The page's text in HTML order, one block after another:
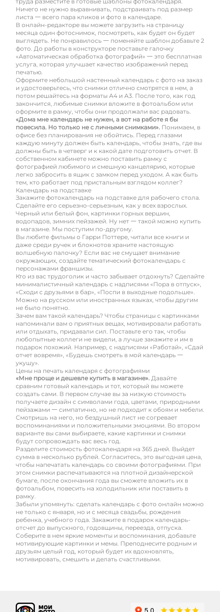
Ничего не нужно выравнивать, подстраивать под размер
листа 一 всего пара кликов и фото в календаре.
В онлайн-редакторе вы можете загрузить на страницу
месяца один фотоснимок, посмотреть, как будет он будет
выглядеть. Не понравилось 一 поменяйте шаблон добавьте 2
фото. До работы в конструкторе поставьте галочку
«Автоматическая обработка фотографий» 一 это бесплатная
услуга, которая улучшает качество изображений перед
печатью.
Оформите небольшой настенный календарь с фото на заказ
и удостоверьтесь, что снимки отлично смотрятся в нем, а
потом решайтесь на форматы А4 и А3. После того, как год
закончится, любимые снимки вложите в фотоальбом или
оформите в рамку, чтобы они продолжали вас радовать.
«Дома мне календарь не нужен, а вот на работе я бы
повесила. Но только не с личными снимками». Понимаем, в
офисе без планирования не обойтись. Перед глазами
каждую минуту должен быть календарь, чтобы знать, где вы
должны быть в четверг и к какой дате подготовить отчет. В
собственном кабинете можно поставить рамку с
фотографией любимого и смешную канцелярию, которые
легко забросить в ящик с замком перед уходом. А как быть
тем, кто работает под пристальным взглядом коллег?
Календарь на подставке
Закажите фотокалендарь на подставке для рабочего стола.
Сделайте его серьезно-серьезным, как у всех взрослых.
Черный или белый фон, картинки горных вершин,
водопадов, зимних пейзажей. Ну нет 一 такой можно купить
в магазине. Мы поступим по-другому.
Вы любите фильмы о Гарри Поттере, читали все книги и
даже среди ручек и блокнотов храните настоящую
волшебную палочку? Если вас не смущает внимание
окружающих, создайте тематический фотокалендарь с
персонажами франшизы.
Кто из вас трудоголик и часто забывает отдохнуть? Сделайте
минималистичный календарь с надписями «Пора в отпуск»,
«Сходи с друзьями в бар», «Поспи в выходные подольше».
Можно на русском или иностранных языках, чтобы другим
не было понятно.
Зачем вам такой календарь? Чтобы страницы с картинками
напоминали вам о приятных вещах, мотивировали работать
или отдыхать, придавали сил. Поставьте его так, чтобы
любопытные коллеги не видели, а лучше закажите и им в
подарок похожий. Например, с надписями «Работай», «Сдай
отчет вовремя», «Будешь смотреть в мой календарь 一
укушу».
Цены на печать календаря с фотографиями
«Мне проще и дешевле купить в магазине». Давайте
сравним готовый календарь и тот, который вы можете
создать сами. В первом случае вы за низкую стоимость
получаете дизайн с символами года, цветами, природными
пейзажами 一 симпатично, но не подходит к обоям и мебели.
Смотришь на него, но бездушный лист не согревает
воспоминаниями и положительными эмоциями. Во втором
варианте вы сами выбираете, какие картинки и снимки
будут сопровождать вас весь год.
Разделите стоимость фотокалендаря на 365 дней. Выйдет
сумма в несколько рублей. Согласитесь, это выгодная цена,
чтобы напечатать календарь со своими фотографиями. При
этом снимки распечатываются на плотной дизайнерской
бумаге, после окончания года вы сможете вложить их в
фотоальбом, повесить на холодильник или поставить в
рамку.
Забыли упомянуть: сделать календарь с фото онлайн можно
не только с января, но и с месяца свадьбы, рождения
ребенка, учебного года. Закажите в подарок календарь-
отсчет до выпускного, годовщины, переезда, отпуска.
Соберите в нем яркие моменты и воспоминания, добавьте
мотивирующие картинки и мемы. Преподнесите родным и
друзьям целый год, который будет их вдохновлять,
мотивировать, смешить и делать счастливыми.